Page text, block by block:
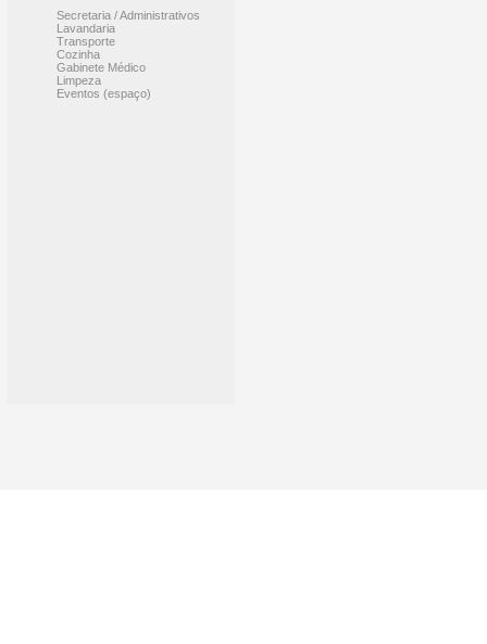
Secretaria / Administrativos
Lavandaria
Transporte
Cozinha
Gabinete Médico
Limpeza
Eventos (espaço)